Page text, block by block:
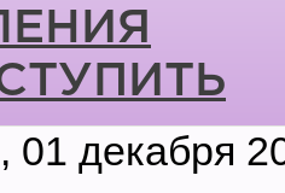
01 декабря